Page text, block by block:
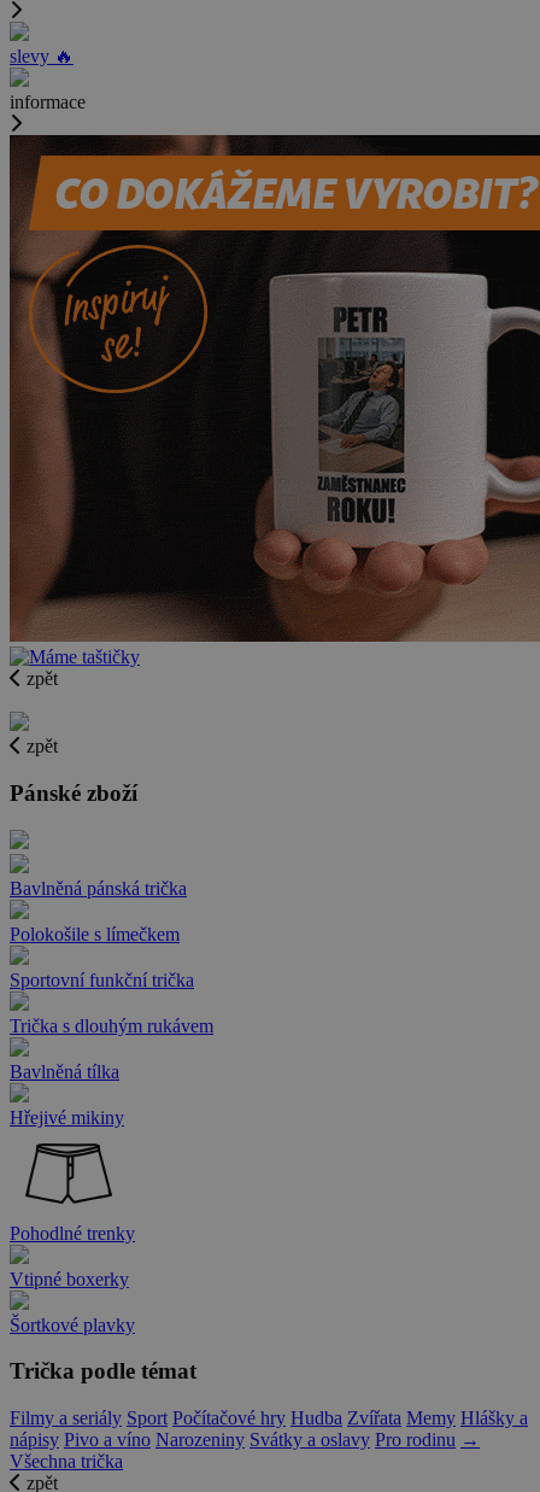
slevy 🔥
informace
zpět
zpět
Pánské zboží
Bavlněná pánská trička
Polokošile s límečkem
Sportovní funkční trička
Trička s dlouhým rukávem
Bavlněná tílka
Hřejivé mikiny
Pohodlné trenky
Vtipné boxerky
Šortkové plavky
Trička podle témat
Filmy a seriály Sport Počítačové hry Hudba Zvířata Memy Hlášky a
nápisy Pivo a víno Narozeniny Svátky a oslavy Pro rodinu →
Všechna trička
zpět